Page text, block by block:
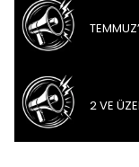
2 VE